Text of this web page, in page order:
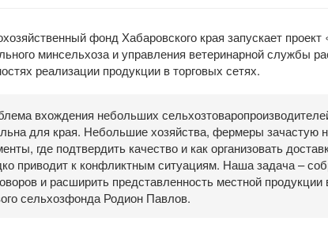
фонд Хабаровского края запускает
минсельхоза и управления ветеринарной службы
реализации продукции в торговых сетях.
вхождения небольших
для края. Небольшие хозяйства, фермеры зачастую
где подтвердить качество и как организовать
приводит к конфликтным ситуациям. Наша задача –
и расширить представленность местной продукции
сельхозфонда Родион Павлов.